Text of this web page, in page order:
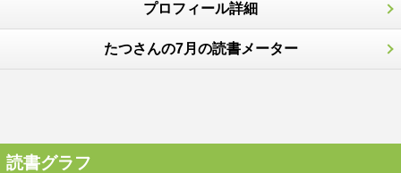
プロフィール詳細
たつさんの7月の読書メーター
読書グラフ